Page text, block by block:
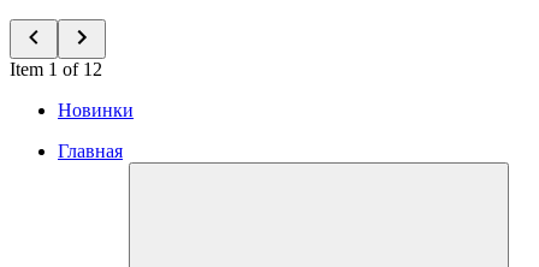
Item 1 of 12
Новинки
Главная